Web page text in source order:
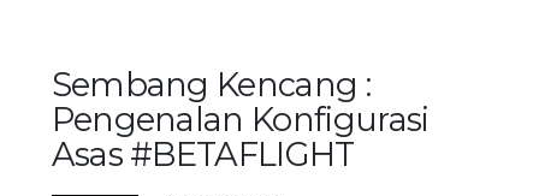
Sembang Kencang :
Pengenalan Konfigurasi
Asas #BETAFLIGHT